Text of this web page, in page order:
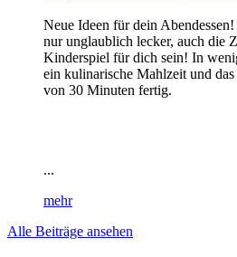
Neue Ideen für dein
nur unglaublich lecker, auch die
Kinderspiel für dich sein! In
ein kulinarische Mahlzeit und
von 30 Minuten fertig.
...
mehr
Alle Beiträge ansehen